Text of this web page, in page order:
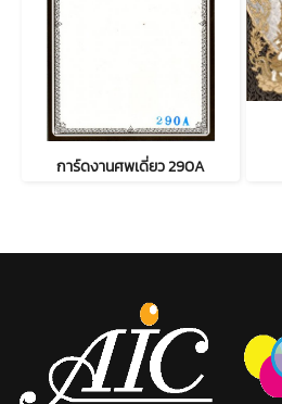
การ์ดงานศพเดี่ยว 290A